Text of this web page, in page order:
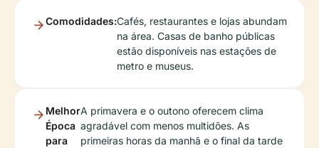
Comodidades:Cafés, restaurantes e lojas abundam
na área. Casas de banho públicas
estão disponíveis nas estações de
metro e museus.
Melhor
Época
para
A primavera e o outono oferecem clima
agradável com menos multidões. As
primeiras horas da manhã e o final da tarde